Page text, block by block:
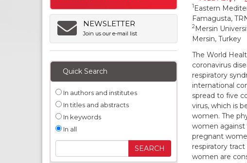
NEWSLETTER
Join us our e-mail list
Quick Search
In authors and institutes
In titles and abstracts
In keywords
In all
1 Eastern
Famagusta,
2Mersin
Mersin, Turkey
The World
coronavirus
respiratory
international
spread to five
virus, which is
women. The
women against
pregnant
respiratory
women are